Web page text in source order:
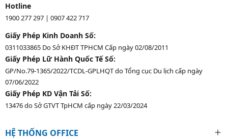
Hotline
1900 277 297 | 0907 422 717
Giấy Phép Kinh Doanh Số:
0311033865 Do Sở KHĐT TPHCM Cấp ngày 02/08/2011
Giấy Phép Lữ Hành Quốc Tế Số:
GP/No.79-1365/2022/TCDL-GPLHQT do Tổng cục Du lịch cấp ngày
07/06/2022
Giấy Phép KD Vận Tải Số:
13476 do Sở GTVT TpHCM cấp ngày 22/03/2024
HỆ THỐNG OFFICE